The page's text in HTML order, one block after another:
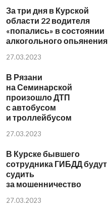
За три дня в Курской
области 22 водителя
«попались» в состоянии
алкогольного опьянения
27.03.2023
В Рязани
на Семинарской
произошло ДТП
с автобусом
и троллейбусом
27.03.2023
В Курске бывшего
сотрудника ГИБДД будут
судить
за мошенничество
27.03.2023